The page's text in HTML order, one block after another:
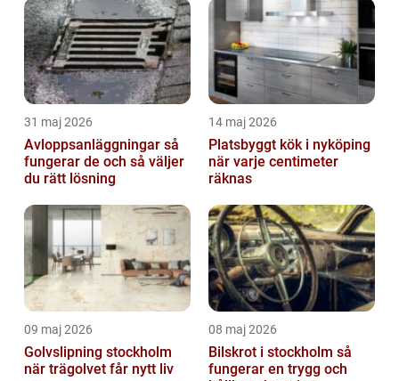
31 maj 2026
Avloppsanläggningar så
fungerar de och så väljer
du rätt lösning
14 maj 2026
Platsbyggt kök i nyköping
när varje centimeter
räknas
09 maj 2026
Golvslipning stockholm
när trägolvet får nytt liv
08 maj 2026
Bilskrot i stockholm så
fungerar en trygg och